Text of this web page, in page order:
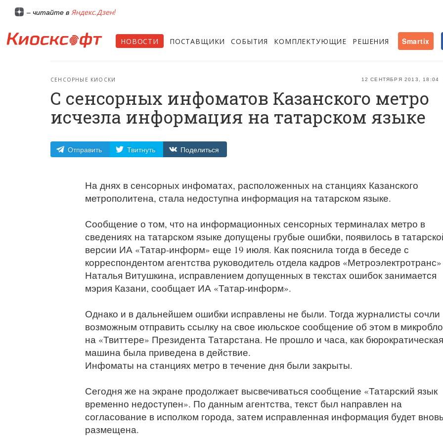
– читайте в Яндекс.Дзен!
НОВОСТИ ПОСТАВЩИКИ СОБЫТИЯ КОМПЛЕКТУЮЩИЕ РЕШЕНИЯ Smartix
12 СЕНТЯБРЯ 2013, 18:04
СЕНСОРНЫЕ КИОСКИ
С сенсорных инфоматов Казанского метро
исчезла информация на татарском языке
Отправить Твитнуть Поделиться
На днях в сенсорных инфоматах, расположенных на станциях Казанского
метрополитена, стала недоступна информация на татарском языке.
Сообщение о том, что на информационных сенсорных терминалах метро в
сведениях на татарском языке допущены грубые ошибки, появилось в
версии ИА «Татар-информ» еще 19 июля. Как пояснила тогда в беседе с
корреспондентом агентства руководитель отдела кадров «Метроэлектротранс»
Наталья Витушкина, исправлением допущенных в текстах ошибок занимается
мэрия Казани, сообщает ИА «Татар-информ».
Однако и в дальнейшем ошибки исправлены не были. Тогда журналисты сочли
возможным отправить ссылку на свое июльское сообщение об этом в
на «Твиттере» Президента Татарстана. Не прошло и часа, как бюрократическая
машина была приведена в действие.
Инфоматы на станциях метро в течение дня были закрыты.
Сегодня же на экране продолжает высвечиваться сообщение «Татарский язык
временно недоступен». По данным агентства, текст был направлен на
согласование в исполком города, затем исправленная информация будет вновь
размещена.